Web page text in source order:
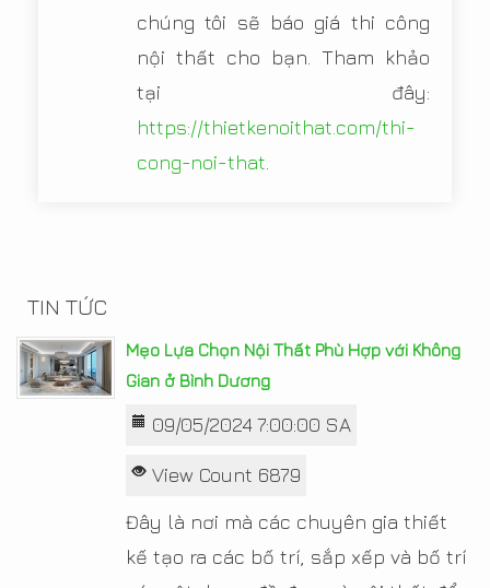
chúng tôi sẽ báo giá thi công
nội thất cho bạn. Tham khảo
tại đây:
https://thietkenoithat.com/thi-
cong-noi-that
TIN TỨC
Mẹo Lựa Chọn Nội Thất Phù Hợp với Không
Gian ở Bình Dương
09/05/2024 7:00:00 SA
View Count 6879
Đây là nơi mà các chuyên gia thiết
kế tạo ra các bố trí, sắp xếp và bố trí